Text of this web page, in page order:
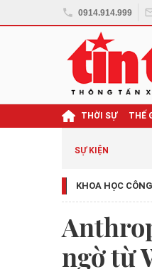
0914.914.999
THỜI SỰ THẾ
SỰ KIỆN
KHOA HỌC
ngờ từ